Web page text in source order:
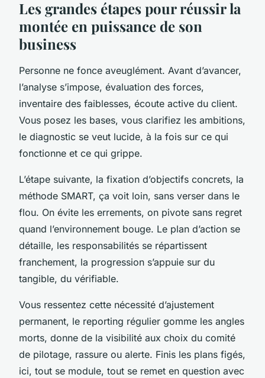
Les grandes étapes pour réussir la
montée en puissance de son
business
Personne ne fonce aveuglément. Avant d’avancer,
l’analyse s’impose, évaluation des forces,
inventaire des faiblesses, écoute active du client.
Vous posez les bases, vous clarifiez les ambitions,
le diagnostic se veut lucide, à la fois sur ce qui
fonctionne et ce qui grippe.
L’étape suivante, la fixation d’objectifs concrets, la
méthode SMART, ça voit loin, sans verser dans le
flou. On évite les errements, on pivote sans regret
quand l’environnement bouge. Le plan d’action se
détaille, les responsabilités se répartissent
franchement, la progression s’appuie sur du
tangible, du vérifiable.
Vous ressentez cette nécessité d’ajustement
permanent, le reporting régulier gomme les angles
morts, donne de la visibilité aux choix du comité
de pilotage, rassure ou alerte. Finis les plans figés,
ici, tout se module, tout se remet en question avec